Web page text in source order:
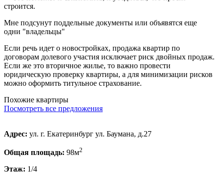
строится.
Мне подсунут поддельные документы или объявятся еще
одни "владельцы"
Если речь идет о новостройках, продажа квартир по
договорам долевого участия исключает риск двойных продаж.
Если же это вторичное жилье, то важно провести
юридическую проверку квартиры, а для минимизации рисков
можно оформить титульное страхование.
Похожие квартиры
Посмотреть все предложения
Адрес: ул. г. Екатеринбург ул. Баумана, д.27
Общая площадь: 98м2
Этаж: 1/4